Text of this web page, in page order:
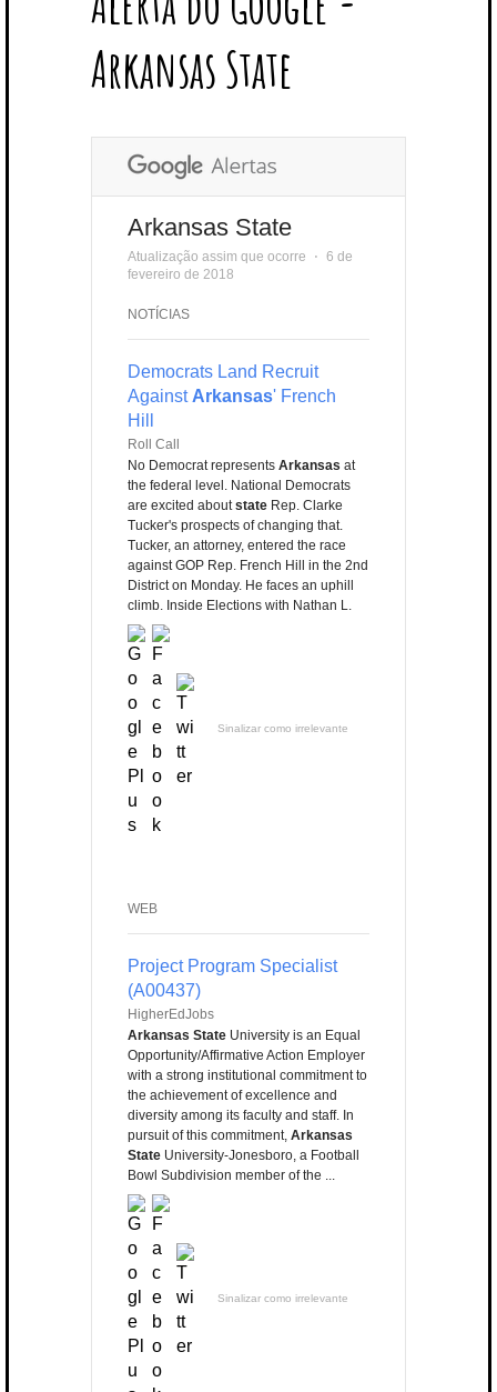
E
R
B
O
O
K
L
E
P
L
U
E
R
S
E
D
I
N
A
G
R
A
M
U
B
U
Arkansas State
Arkansas State
Atualização assim que ocorre ⋅ 6 de
fevereiro de 2018
NOTÍCIAS
Democrats Land Recruit
AgainstArkansas' French
Hill
Roll Call
No Democrat represents Arkansas at
the federal level. National Democrats
are excited aboutstate Rep. Clarke
Tucker's prospects of changing that.
Tucker, an attorney, entered the race
against GOP Rep. French Hill in the 2nd
District on Monday. He faces an uphill
climb. Inside Elections with Nathan L.
Sinalizar como irrelevante
WEB
Project Program Specialist
(A00437)
HigherEdJobs
Arkansas State University is an Equal
Opportunity/Affirmative Action Employer
with a strong institutional commitment to
the achievement of excellence and
diversity among its faculty and staff. In
pursuit of this commitment, Arkansas
State University-Jonesboro, a Football
Bowl Subdivision member of the ...
Sinalizar como irrelevante